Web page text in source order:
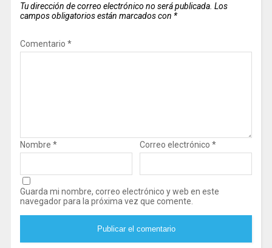
Tu dirección de correo electrónico no será publicada. Los
campos obligatorios están marcados con *
Comentario *
Nombre * Correo electrónico *
Guarda mi nombre, correo electrónico y web en este
navegador para la próxima vez que comente.